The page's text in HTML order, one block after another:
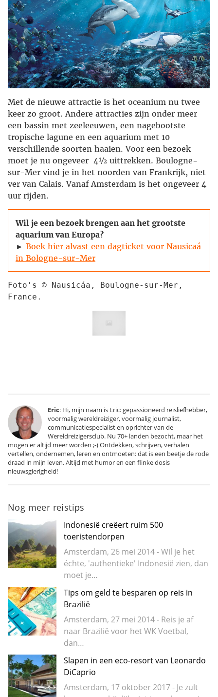
Met de nieuwe attractie is het oceanium nu twee
keer zo groot. Andere attracties zijn onder meer
een bassin met zeeleeuwen, een nagebootste
tropische lagune en een aquarium met 10
verschillende soorten haaien. Voor een bezoek
moet je nu ongeveer 4½ uittrekken. Boulogne-
sur-Mer vind je in het noorden van Frankrijk, niet
ver van Calais. Vanaf Amsterdam is het ongeveer 4
uur rijden.
Wil je een bezoek brengen aan het grootste
aquarium van Europa?
► Boek hier alvast een dagticket voor Nausicaá
in Bologne-sur-Mer
Foto's © Nausicáa, Boulogne-sur-Mer,
France.
Eric: Hi, mijn naam is Eric: gepassioneerd reisliefhebber,
voormalig wereldreiziger, voormalig journalist,
communicatiespecialist en oprichter van de
Wereldreizigersclub. Nu 70+ landen bezocht, maar het
mogen er altijd meer worden ;-) Ontdekken, schrijven, verhalen
vertellen, ondernemen, leren en ontmoeten: dat is een beetje de rode
draad in mijn leven. Altijd met humor en een flinke dosis
nieuwsgierigheid!
Nog meer reistips
Indonesië creëert ruim 500
toeristendorpen
Amsterdam, 26 mei 2014 - Wil je het
échte, 'authentieke' Indonesië zien, dan
moet je…
Tips om geld te besparen op reis in
Brazilië
Amsterdam, 27 mei 2014 - Reis je af
naar Brazilië voor het WK Voetbal,
dan…
Slapen in een eco-resort van Leonardo
DiCaprio
Amsterdam, 17 oktober 2017 - Je zult